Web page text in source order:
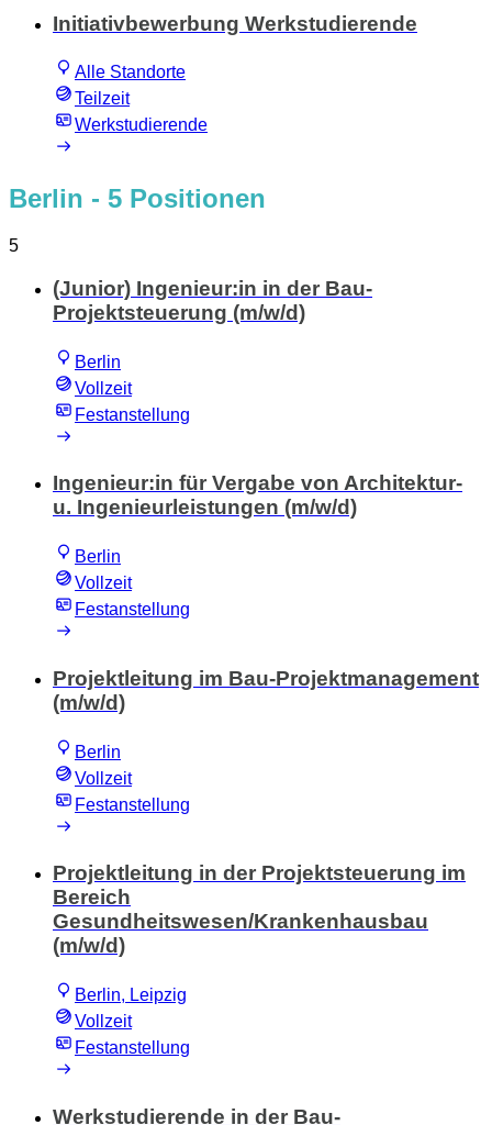
Initiativbewerbung Werkstudierende
Alle Standorte
Teilzeit
Werkstudierende
Berlin - 5 Positionen
5
(Junior) Ingenieur:in in der Bau-
Projektsteuerung (m/w/d)
Berlin
Vollzeit
Festanstellung
Ingenieur:in für Vergabe von Architektur-
u. Ingenieurleistungen (m/w/d)
Berlin
Vollzeit
Festanstellung
Projektleitung im Bau-Projektmanagement
(m/w/d)
Berlin
Vollzeit
Festanstellung
Projektleitung in der Projektsteuerung im
Bereich
Gesundheitswesen/Krankenhausbau
(m/w/d)
Berlin, Leipzig
Vollzeit
Festanstellung
Werkstudierende in der Bau-